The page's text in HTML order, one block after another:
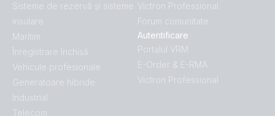
Sisteme de rezervă și sisteme
insulare
Maritim
Înregistrare închisă
Vehicule profesionale
Generatoare hibride
Industrial
Telecom
Victron Professional
Forum comunitate
Autentificare
Portalul VRM
E-Order & E-RMA
Victron Professional